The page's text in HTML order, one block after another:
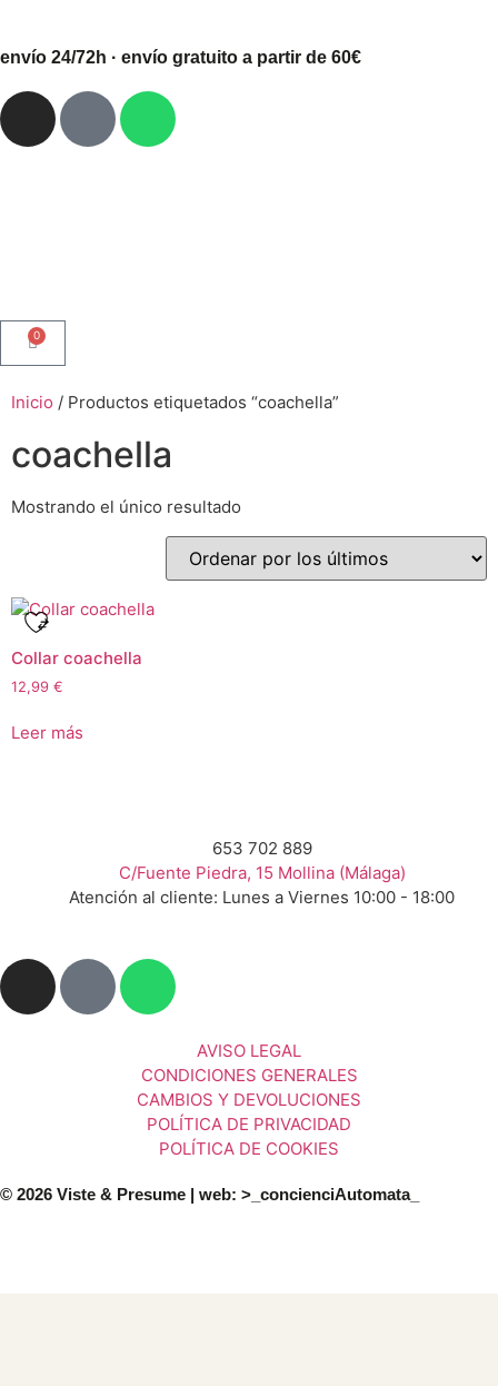
envío 24/72h · envío gratuito a partir de 60€
0
Inicio / Productos etiquetados “coachella”
coachella
Mostrando el único resultado
Collar coachella
12,99 €
Leer más
653 702 889
C/Fuente Piedra, 15 Mollina (Málaga)
Atención al cliente: Lunes a Viernes 10:00 - 18:00
AVISO LEGAL
CONDICIONES GENERALES
CAMBIOS Y DEVOLUCIONES
POLÍTICA DE PRIVACIDAD
POLÍTICA DE COOKIES
© 2026 Viste & Presume | web: >_concienciAutomata_